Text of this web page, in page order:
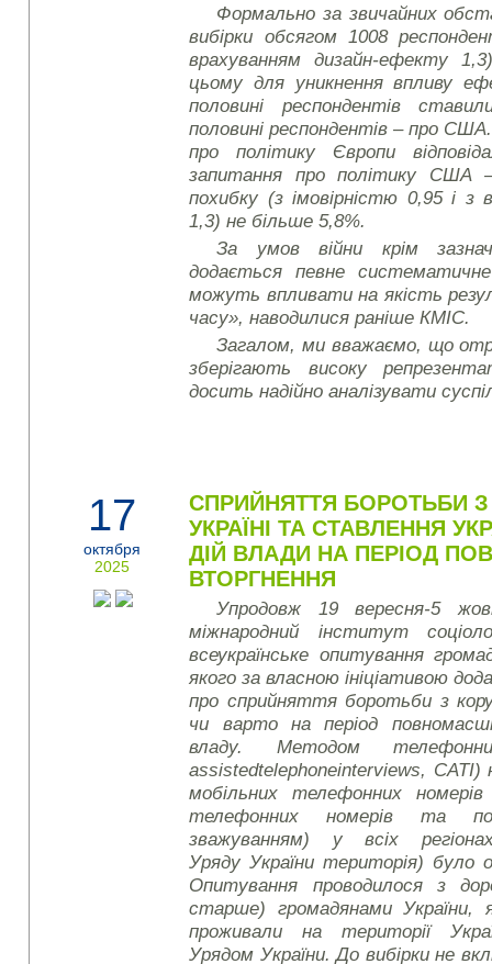
Формально за звичайних
вибірки обсягом 1008
врахуванням дизайн-ефекту
цьому для уникнення впливу
половині респондентів
половині респондентів – про
про політику Європи
запитання про політику США
похибку (з імовірністю 0,95 і з
1,3) не більше 5,8%.
За умов війни крім
додається певне
можуть впливати на якість
часу», наводилися раніше КМІС.
Загалом, ми вважаємо, що
зберігають високу
досить надійно аналізувати
17
октября
2025
СПРИЙНЯТТЯ БОРОТЬБИ
УКРАЇНІ ТА СТАВЛЕННЯ
ДІЙ ВЛАДИ НА ПЕРІОД
ВТОРГНЕННЯ
Упродовж 19 вересня-5
міжнародний інститут
всеукраїнське опитування
якого за власною ініціативою
про сприйняття боротьби з
чи варто на період
владу. Методом
assistedtelephoneinterviews, CATI)
мобільних телефонних
телефонних номерів та
зважуванням) у всіх
Уряду України територія) було
Опитування проводилося з
старше) громадянами України,
проживали на території
Урядом України. До вибірки не